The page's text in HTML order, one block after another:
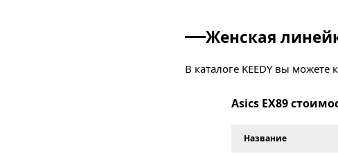
Женская
В каталоге KEEDY вы
которые визуально
оверсайз-худи,
Asics EX89
Название